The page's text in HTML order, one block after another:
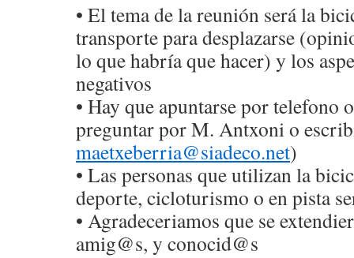
• El tema de la reunión será la
transporte para desplazarse
lo que habría que hacer) y los
negativos
• Hay que apuntarse por telefono
preguntar por M. Antxoni o
maetxeberria@siadeco.net)
• Las personas que utilizan la
deporte, cicloturismo o en pista
• Agradeceriamos que se
amig@s, y conocid@s